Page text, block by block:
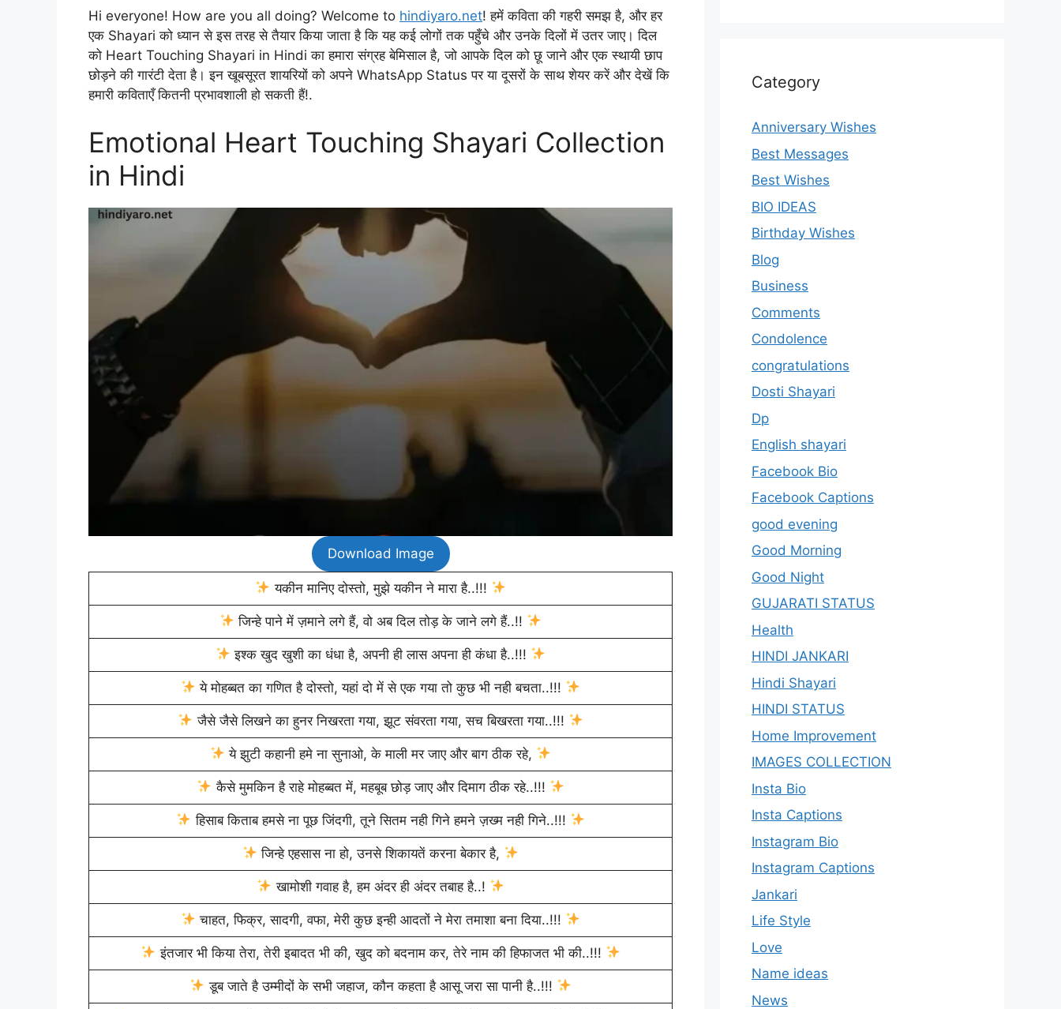
Hi everyone! How are you all doing? Welcome to hindiyaro.net! हमें कविता की गहरी समझ है, और हर
एक Shayari को ध्यान से इस तरह से तैयार किया जाता है कि यह कई लोगों तक पहुँचे और उनके दिलों में उतर जाए। दिल
को Heart Touching Shayari in Hindi का हमारा संग्रह बेमिसाल है, जो आपके दिल को छू जाने और एक स्थायी छाप
छोड़ने की गारंटी देता है। इन खूबसूरत शायरियों को अपने WhatsApp Status पर या दूसरों के साथ शेयर करें और देखें कि
हमारी कविताएँ कितनी प्रभावशाली हो सकती हैं!.
Emotional Heart Touching Shayari Collection
in Hindi
Download Image
यकीन मानिए दोस्तो, मुझे यकीन ने मारा है..!!!
जिन्हे पाने में ज़माने लगे हैं, वो अब दिल तोड़ के जाने लगे हैं..!!
इश्क खुद खुशी का धंधा है, अपनी ही लास अपना ही कंधा है..!!!
ये मोहब्बत का गणित है दोस्तो, यहां दो में से एक गया तो कुछ भी नही बचता..!!!
जैसे जैसे लिखने का हुनर निखरता गया, झूट संवरता गया, सच बिखरता गया..!!!
ये झुटी कहानी हमे ना सुनाओ, के माली मर जाए और बाग ठीक रहे,
कैसे मुमकिन है राहे मोहब्बत में, महबूब छोड़ जाए और दिमाग ठीक रहे..!!!
हिसाब किताब हमसे ना पूछ जिंदगी, तूने सितम नही गिने हमने ज़ख्म नही गिने..!!!
जिन्हे एहसास ना हो, उनसे शिकायतें करना बेकार है,
खामोशी गवाह है, हम अंदर ही अंदर तबाह है..!
चाहत, फिक्र, सादगी, वफा, मेरी कुछ इन्ही आदतों ने मेरा तमाशा बना दिया..!!!
इंतजार भी किया तेरा, तेरी इबादत भी की, खुद को बदनाम कर, तेरे नाम की हिफाजत भी की..!!!
डूब जाते है उम्मीदों के सभी जहाज, कौन कहता है आसू जरा सा पानी है..!!!
Category
Anniversary Wishes
Best Messages
Best Wishes
BIO IDEAS
Birthday Wishes
Blog
Business
Comments
Condolence
congratulations
Dosti Shayari
Dp
English shayari
Facebook Bio
Facebook Captions
good evening
Good Morning
Good Night
GUJARATI STATUS
Health
HINDI JANKARI
Hindi Shayari
HINDI STATUS
Home Improvement
IMAGES COLLECTION
Insta Bio
Insta Captions
Instagram Bio
Instagram Captions
Jankari
Life Style
Love
Name ideas
News